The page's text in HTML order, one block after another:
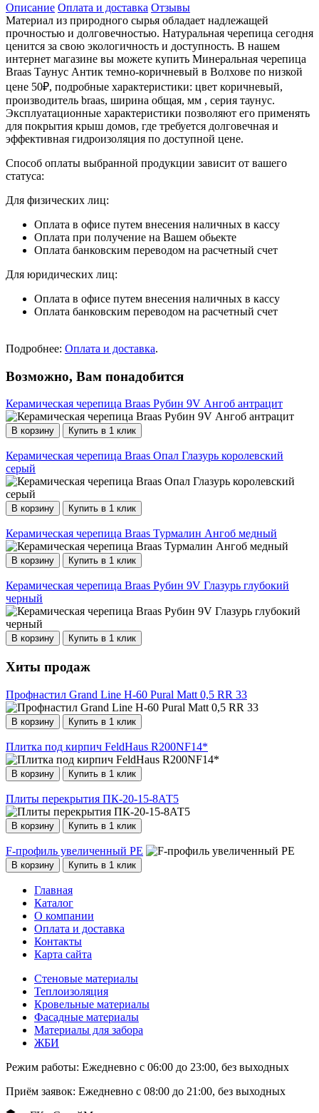
Описание Оплата и доставка Отзывы
Материал из природного сырья обладает надлежащей
прочностью и долговечностью. Натуральная черепица сегодня
ценится за свою экологичность и доступность. В нашем
интернет магазине вы можете купить Минеральная черепица
Braas Таунус Антик темно-коричневый в Волхове по низкой
цене 50₽, подробные характеристики: цвет коричневый,
производитель braas, ширина общая, мм , серия таунус.
Эксплуатационные характеристики позволяют его применять
для покрытия крыш домов, где требуется долговечная и
эффективная гидроизоляция по доступной цене.
Способ оплаты выбранной продукции зависит от вашего
статуса:
Для физических лиц:
Оплата в офисе путем внесения наличных в кассу
Оплата при получение на Вашем обьекте
Оплата банковским переводом на расчетный счет
Для юридических лиц:
Оплата в офисе путем внесения наличных в кассу
Оплата банковским переводом на расчетный счет
Подробнее: Оплата и доставка.
Возможно, Вам понадобится
Керамическая черепица Braas Рубин 9V Ангоб антрацит
В корзину Купить в 1 клик
Керамическая черепица Braas Опал Глазурь королевский
серый
В корзину Купить в 1 клик
Керамическая черепица Braas Турмалин Ангоб медный
В корзину Купить в 1 клик
Керамическая черепица Braas Рубин 9V Глазурь глубокий
черный
В корзину Купить в 1 клик
Хиты продаж
Профнастил Grand Line Н-60 Pural Matt 0,5 RR 33
В корзину Купить в 1 клик
Плитка под кирпич FeldHaus R200NF14*
В корзину Купить в 1 клик
Плиты перекрытия ПК-20-15-8АТ5
В корзину Купить в 1 клик
F-профиль увеличенный PE
В корзину Купить в 1 клик
Главная
Каталог
О компании
Оплата и доставка
Контакты
Карта сайта
Стеновые материалы
Теплоизоляция
Кровельные материалы
Фасадные материалы
Материалы для забора
ЖБИ
Режим работы: Ежедневно с 06:00 до 23:00, без выходных
Приём заявок: Ежедневно с 08:00 до 21:00, без выходных